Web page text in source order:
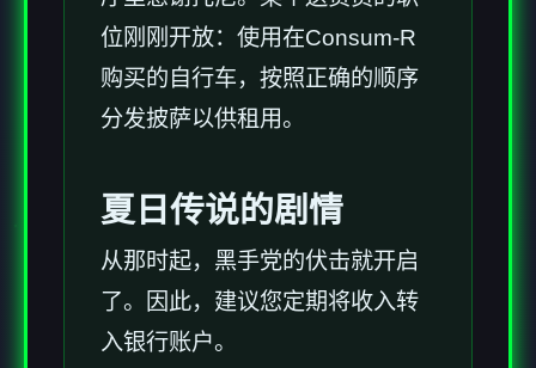
位刚刚开放：使用在Consum-R
购买的自行车，按照正确的顺序
分发披萨以供租用。
夏日传说的剧情
从那时起，黑手党的伏击就开启
了。因此，建议您定期将收入转
入银行账户。